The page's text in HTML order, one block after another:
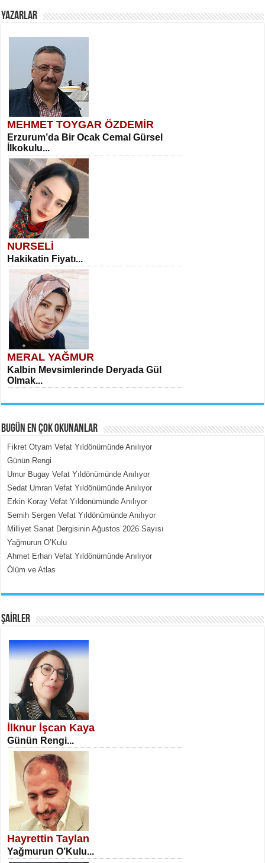
YAZARLAR
MEHMET TOYGAR ÖZDEMİR
Erzurum’da Bir Ocak Cemal Gürsel
İlkokulu...
NURSELİ
Hakikatin Fiyatı...
MERAL YAĞMUR
Kalbin Mevsimlerinde Deryada Gül
Olmak...
MEHMET ÇOBAN
İçerdeki Put Dışardaki Maskeler...
SATILMIŞ ÜMİT ÇETİNKAYA
Erkenlik...
NECLA DİLEK ARSLAN
Öğretmenler Günü Mahkemesi...
BUGÜN EN ÇOK OKUNANLAR
Fikret Otyam Vefat Yıldönümünde Anılıyor
Günün Rengi
Umur Bugay Vefat Yıldönümünde Anılıyor
Sedat Umran Vefat Yıldönümünde Anılıyor
Erkin Koray Vefat Yıldönümünde Anılıyor
Semih Sergen Vefat Yıldönümünde Anılıyor
Milliyet Sanat Dergisinin Ağustos 2026 Sayısı
Yağmurun O’Kulu
Ahmet Erhan Vefat Yıldönümünde Anılıyor
Ölüm ve Atlas
ŞAİRLER
İlknur İşcan Kaya
Günün Rengi...
Hayrettin Taylan
Yağmurun O’Kulu...